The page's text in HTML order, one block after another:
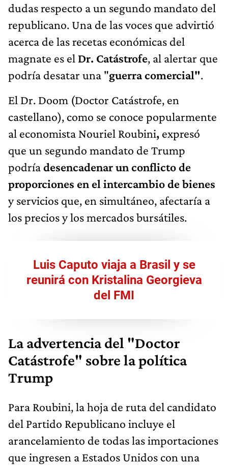
dudas respecto a un segundo mandato del
republicano. Una de las voces que advirtió
acerca de las recetas económicas del
magnate es el Dr. Catástrofe, al alertar que
podría desatar una "guerra comercial".
El Dr. Doom (Doctor Catástrofe, en
castellano), como se conoce popularmente
al economista Nouriel Roubini, expresó
que un segundo mandato de Trump
podríadesencadenar un conflicto de
proporciones en el intercambio de bienes
y servicios que, en simultáneo, afectaría a
los precios y los mercados bursátiles.
Luis Caputo viaja a Brasil y se
reunirá con Kristalina Georgieva
del FMI
La advertencia del "Doctor
Catástrofe" sobre la política
Trump
Para Roubini, la hoja de ruta del candidato
del Partido Republicano incluye el
arancelamiento de todas las importaciones
que ingresen a Estados Unidos con una